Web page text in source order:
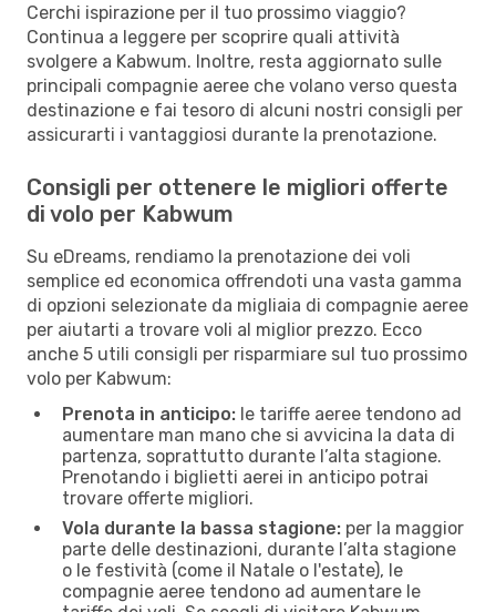
Cerchi ispirazione per il tuo prossimo viaggio?
Continua a leggere per scoprire quali attività
svolgere a Kabwum. Inoltre, resta aggiornato sulle
principali compagnie aeree che volano verso questa
destinazione e fai tesoro di alcuni nostri consigli per
assicurarti i vantaggiosi durante la prenotazione.
Consigli per ottenere le migliori offerte
di volo per Kabwum
Su eDreams, rendiamo la prenotazione dei voli
semplice ed economica offrendoti una vasta gamma
di opzioni selezionate da migliaia di compagnie aeree
per aiutarti a trovare voli al miglior prezzo. Ecco
anche 5 utili consigli per risparmiare sul tuo prossimo
volo per Kabwum:
Prenota in anticipo: le tariffe aeree tendono ad
aumentare man mano che si avvicina la data di
partenza, soprattutto durante l’alta stagione.
Prenotando i biglietti aerei in anticipo potrai
trovare offerte migliori.
Vola durante la bassa stagione: per la maggior
parte delle destinazioni, durante l’alta stagione
o le festività (come il Natale o l'estate), le
compagnie aeree tendono ad aumentare le